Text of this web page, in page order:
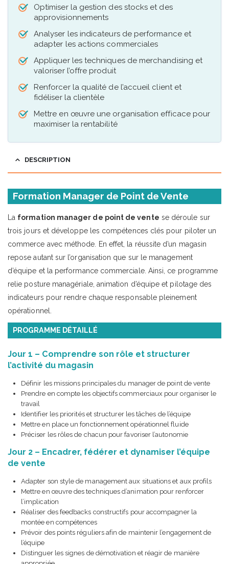
Optimiser la gestion des stocks et des
approvisionnements
Analyser les indicateurs de performance et
adapter les actions commerciales
Appliquer les techniques de merchandising et
valoriser l’offre produit
Renforcer la qualité de l’accueil client et
fidéliser la clientèle
Mettre en œuvre une organisation efficace pour
maximiser la rentabilité
DESCRIPTION
Formation Manager de Point de Vente
La formation manager de point de vente se déroule sur
trois jours et développe les compétences clés pour piloter un
commerce avec méthode. En effet, la réussite d’un magasin
repose autant sur l’organisation que sur le management
d’équipe et la performance commerciale. Ainsi, ce programme
relie posture managériale, animation d’équipe et pilotage des
indicateurs pour rendre chaque responsable pleinement
opérationnel.
PROGRAMME DÉTAILLÉ
Jour 1 – Comprendre son rôle et structurer
l’activité du magasin
Définir les missions principales du manager de point de vente
Prendre en compte les objectifs commerciaux pour organiser le
travail
Identifier les priorités et structurer les tâches de l’équipe
Mettre en place un fonctionnement opérationnel fluide
Préciser les rôles de chacun pour favoriser l’autonomie
Jour 2 – Encadrer, fédérer et dynamiser l’équipe
de vente
Adapter son style de management aux situations et aux profils
Mettre en œuvre des techniques d’animation pour renforcer
l’implication
Réaliser des feedbacks constructifs pour accompagner la
montée en compétences
Prévoir des points réguliers afin de maintenir l’engagement de
l’équipe
Distinguer les signes de démotivation et réagir de manière